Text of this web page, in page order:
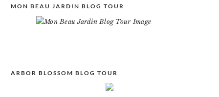
MON BEAU JARDIN BLOG TOUR
ARBOR BLOSSOM BLOG TOUR